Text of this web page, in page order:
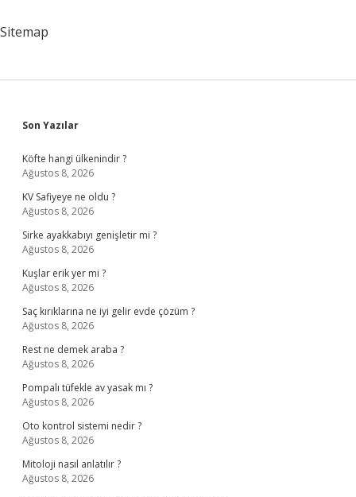
Sitemap
Sidebar
Son Yazılar
Köfte hangi ülkenindir ?
Ağustos 8, 2026
KV Safiyeye ne oldu ?
Ağustos 8, 2026
Sirke ayakkabıyı genişletir mi ?
Ağustos 8, 2026
Kuşlar erik yer mi ?
Ağustos 8, 2026
Saç kırıklarına ne iyi gelir evde çözüm ?
Ağustos 8, 2026
Rest ne demek araba ?
Ağustos 8, 2026
Pompalı tüfekle av yasak mı ?
Ağustos 8, 2026
Oto kontrol sistemi nedir ?
Ağustos 8, 2026
Mitoloji nasıl anlatılır ?
Ağustos 8, 2026